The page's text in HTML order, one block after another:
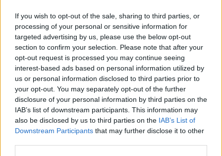
If you wish to opt-out of the sale, sharing to third parties, or
processing of your personal or sensitive information for
targeted advertising by us, please use the below opt-out
section to confirm your selection. Please note that after your
opt-out request is processed you may continue seeing
interest-based ads based on personal information utilized by
us or personal information disclosed to third parties prior to
your opt-out. You may separately opt-out of the further
disclosure of your personal information by third parties on the
IAB’s list of downstream participants. This information may
also be disclosed by us to third parties on the IAB’s List of
Downstream Participants that may further disclose it to other
Treno esce dai binari, traffico ferroviario nel caos
Lavori alla galleria ferroviaria, saltano tratte e
fermate
Raddoppio ferroviario, fine settimana senza treni
I costi economici dell’emergenza climatica
Nel Fiorentino oltre 200 isolati dopo il maltempo
Pasqua e ponti, tutti gli orari degli autobus